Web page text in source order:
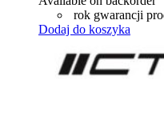
rok gwarancji
Dodaj do koszyka